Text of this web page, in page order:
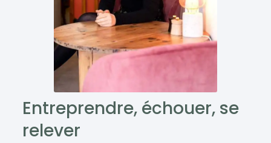
Entreprendre, échouer, se
relever